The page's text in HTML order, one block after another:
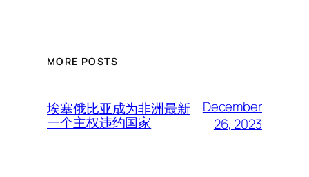
MORE POSTS
埃塞俄比亚成为非洲最新
一个主权违约国家
December
26, 2023